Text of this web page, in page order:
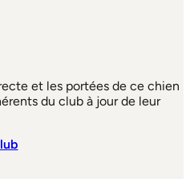
et les portées de ce chien
du club à jour de leur